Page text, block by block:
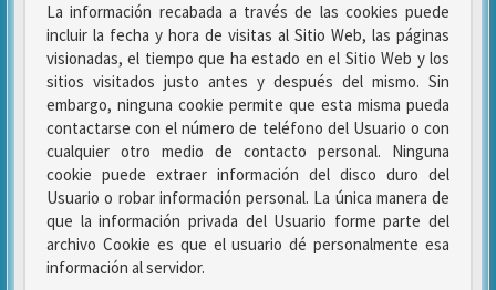
La información recabada a través de las cookies puede
incluir la fecha y hora de visitas al Sitio Web, las páginas
visionadas, el tiempo que ha estado en el Sitio Web y los
sitios visitados justo antes y después del mismo. Sin
embargo, ninguna cookie permite que esta misma pueda
contactarse con el número de teléfono del Usuario o con
cualquier otro medio de contacto personal. Ninguna
cookie puede extraer información del disco duro del
Usuario o robar información personal. La única manera de
que la información privada del Usuario forme parte del
archivo Cookie es que el usuario dé personalmente esa
información al servidor.